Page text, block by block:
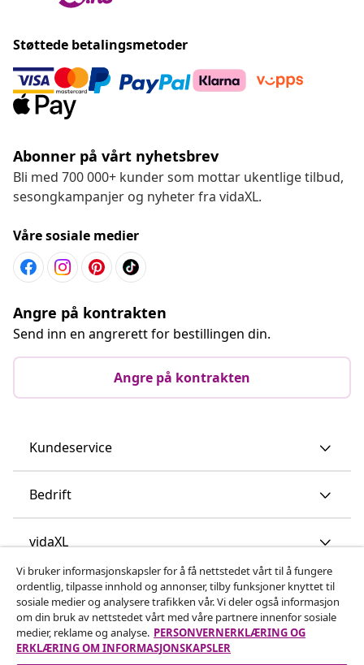
Støttede betalingsmetoder
Abonner på vårt nyhetsbrev
Bli med 700 000+ kunder som mottar ukentlige tilbud,
sesongkampanjer og nyheter fra vidaXL.
Våre sosiale medier
Angre på kontrakten
Send inn en angrerett for bestillingen din.
Angre på kontrakten
Kundeservice
Bedrift
vidaXL
Oppdag mer
Vi bruker informasjonskapsler for å få nettstedet vårt til å fungere
ordentlig, tilpasse innhold og annonser, tilby funksjoner knyttet til
sosiale medier og analysere trafikken vår. Vi deler også informasjon
om din bruk av nettstedet vårt med våre partnere innenfor sosiale
medier, reklame og analyse. PERSONVERNERKLÆRING OG
ERKLÆRING OM INFORMASJONSKAPSLER